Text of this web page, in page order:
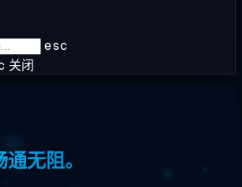
esc
关闭
无阻。